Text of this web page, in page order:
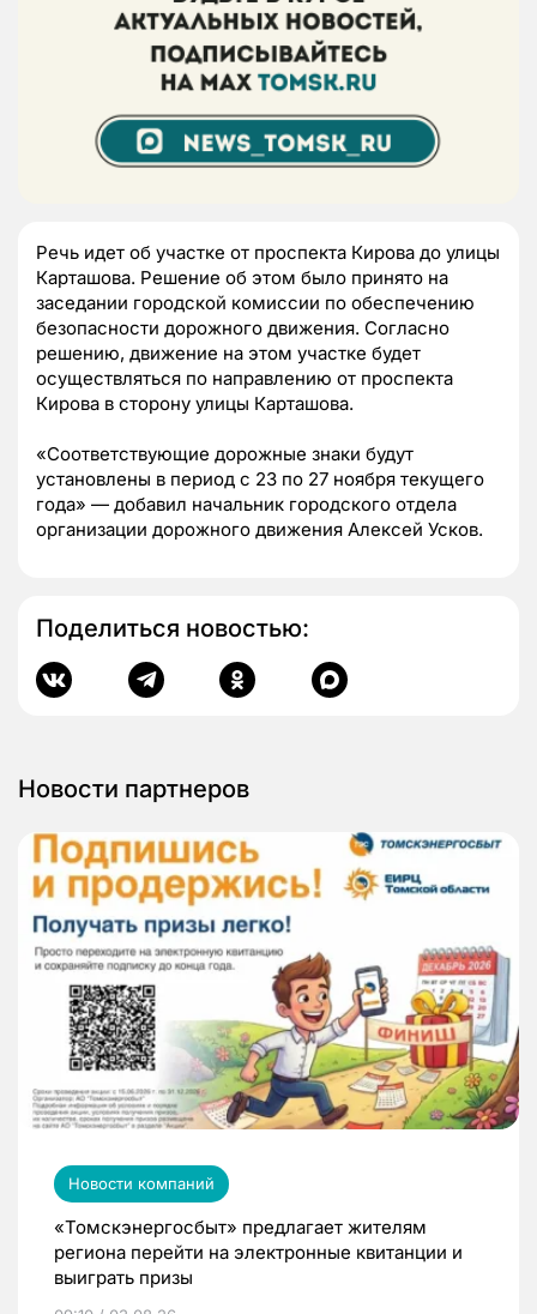
Речь идет об участке от проспекта Кирова до улицы
Карташова. Решение об этом было принято на
заседании городской комиссии по обеспечению
безопасности дорожного движения. Согласно
решению, движение на этом участке будет
осуществляться по направлению от проспекта
Кирова в сторону улицы Карташова.
«Соответствующие дорожные знаки будут
установлены в период с 23 по 27 ноября текущего
года» — добавил начальник городского отдела
организации дорожного движения Алексей Усков.
Поделиться новостью:
Новости партнеров
Новости компаний
«Томскэнергосбыт» предлагает жителям
региона перейти на электронные квитанции и
выиграть призы